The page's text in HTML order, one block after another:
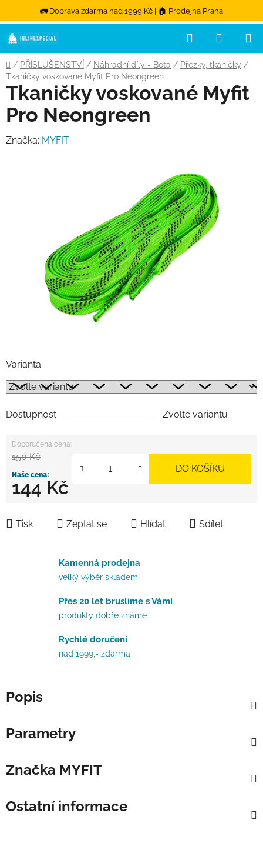
🚛 Doprava zdarma nad 1999 Kč | 🏠 Prodejna Praha
Přejít na obsah
Hledat
Domů
/ PŘÍSLUŠENSTVÍ / Náhradní díly - Bota / Přezky, tkaničky /
Tkaničky voskované Myfit Pro Neongreen
Varianta:
Dostupnost Zvolte variantu
150 Kč
144 Kč
DO KOŠÍKU
Tisk Zeptat se Hlídat Sdílet
Tkaničky voskované Myfit
Pro Neongreen
Značka: MYFIT
Kamenná prodejna
velký výběr skladem
Přes 20 let bruslíme s Vámi
produkty dobře známe
Rychlé doručení
nad 1999,- zdarma
Popis
Parametry
Značka MYFIT
Ostatní informace